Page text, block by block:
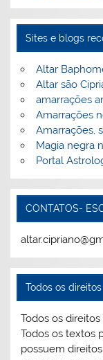
Sites e blogs
Altar
Altar são
amarrações
Amarrações
Amarrações,
Magia negra
Portal
CONTATOS-
Todos os
Todos os
Todos os textos
possuem